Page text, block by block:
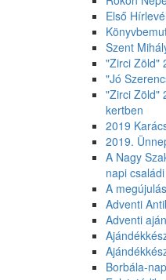
Első Hírlevél
Szent
"Zirci Zöld"
"Jó
"Zirci Zöld"
kertben
2019
2019.
A Nagy
napi
A
Adventi
Adventi
Borbála-